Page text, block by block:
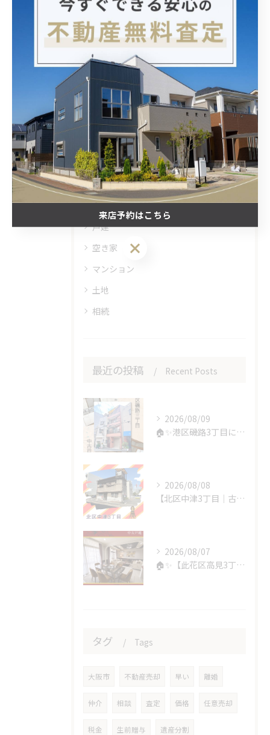
古戸建 築浅戸建 マイホーム探し 不動産 角地 陽当り良好
広々リビング 床暖房 物件紹介 大阪不動産
< 前のページ 一覧に戻る 次のページ >
カテゴリー Categories
全てのカテゴリー
戸建
空き家
マンション
土地
相続
最近の投稿 Recent Posts
2026/08/09
🏠✨港区磯路3丁目に中古戸建が新登場です✨🏠
2026/08/08
【北区中津3丁目｜古家付き売土地】🏡✨
2026/08/07
🏠✨【此花区高見3丁目｜中古戸建】✨🏠
タグ Tags
大阪市 不動産売却 早い 離婚
仲介 相談 査定 価格 任意売却
税金 生前贈与 遺産分割
来店予約はこちら
来店予約はこちら